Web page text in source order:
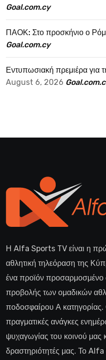
Goal.com.cy
ΠΑΟΚ: Στο προσκήνιο ο
Goal.com.cy
Εντυπωσιακή πρεμιέρα για
August 6, 2026
Η Alfa Sports TV είναι η
αθλητική τηλεόραση της
ένα προϊόν προσαρμοσμένο
προβολής των ομαδικών
ποδοσφαίρου Α
πραγματικές ανάγκες
ψυχαγωγίας του κοινού μας
δραστηριότητές μας. Το Alfa